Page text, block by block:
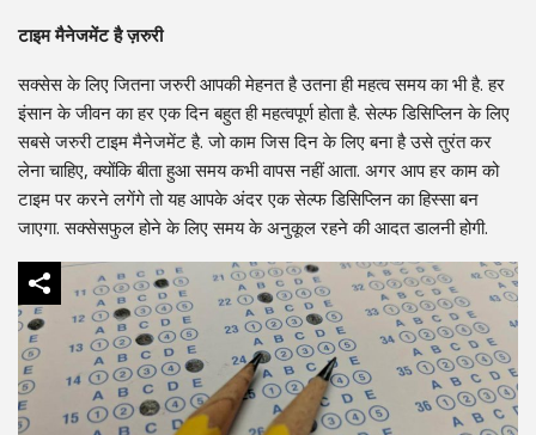
टाइम मैनेजमेंट है ज़रुरी
सक्सेस के लिए जितना जरुरी आपकी मेहनत है उतना ही महत्व समय का भी है. हर
इंसान के जीवन का हर एक दिन बहुत ही महत्वपूर्ण होता है. सेल्फ डिसिप्लिन के लिए
सबसे जरुरी टाइम मैनेजमेंट है. जो काम जिस दिन के लिए बना है उसे तुरंत कर
लेना चाहिए, क्योंकि बीता हुआ समय कभी वापस नहीं आता. अगर आप हर काम को
टाइम पर करने लगेंगे तो यह आपके अंदर एक सेल्फ डिसिप्लिन का हिस्सा बन
जाएगा. सक्सेसफुल होने के लिए समय के अनुकूल रहने की आदत डालनी होगी.